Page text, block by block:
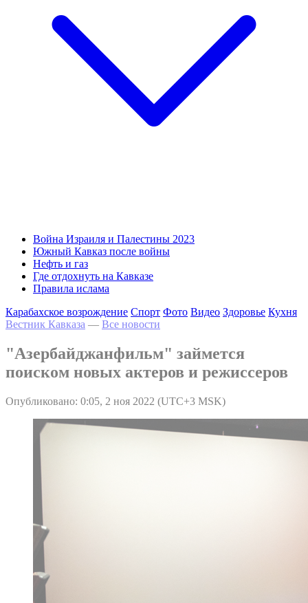
Война Израиля и Палестины 2023
Южный Кавказ после войны
Нефть и газ
Где отдохнуть на Кавказе
Правила ислама
Карабахское возрождение Спорт Фото Видео Здоровье Кухня
Вестник Кавказа — Все новости
"Азербайджанфильм" займется
поиском новых актеров и режиссеров
Опубликовано: 0:05, 2 ноя 2022 (UTC+3 MSK)